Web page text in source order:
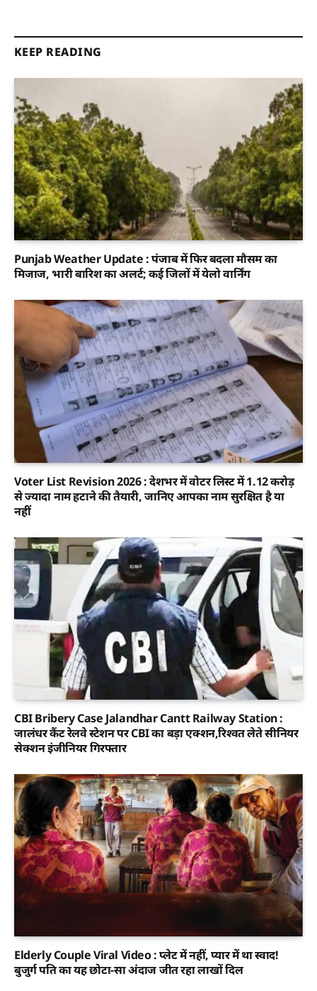
KEEP READING
Punjab Weather Update : पंजाब में फिर बदला मौसम का
मिजाज, भारी बारिश का अलर्ट; कई जिलों में येलो वार्निंग
Voter List Revision 2026 : देशभर में वोटर लिस्ट में 1.12 करोड़
से ज्यादा नाम हटाने की तैयारी, जानिए आपका नाम सुरक्षित है या
नहीं
CBI Bribery Case Jalandhar Cantt Railway Station :
जालंधर कैंट रेलवे स्टेशन पर CBI का बड़ा एक्शन,रिश्वत लेते सीनियर
सेक्शन इंजीनियर गिरफ्तार
Elderly Couple Viral Video : प्लेट में नहीं, प्यार में था स्वाद!
बुजुर्ग पति का यह छोटा-सा अंदाज जीत रहा लाखों दिल